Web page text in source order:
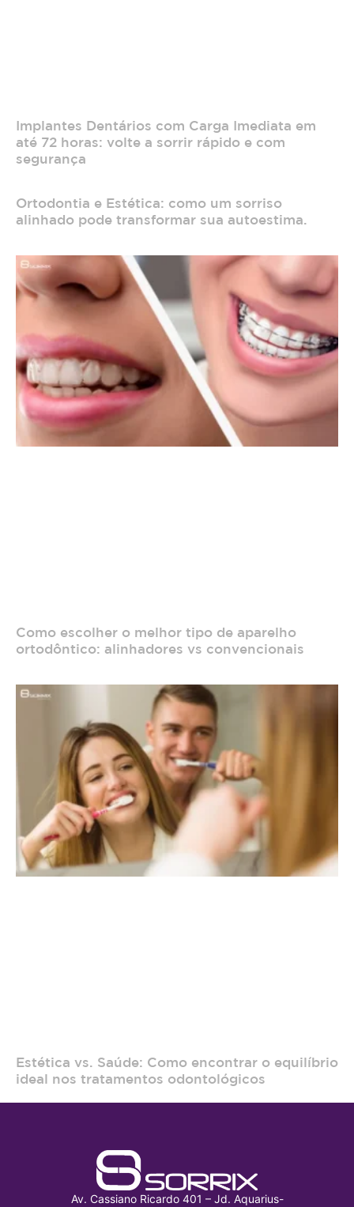
Implantes Dentários com Carga Imediata em
até 72 horas: volte a sorrir rápido e com
segurança
Ortodontia e Estética: como um sorriso
alinhado pode transformar sua autoestima.
Como escolher o melhor tipo de aparelho
ortodôntico: alinhadores vs convencionais
Estética vs. Saúde: Como encontrar o equilíbrio
ideal nos tratamentos odontológicos
Av. Cassiano Ricardo 401 – Jd. Aquarius-